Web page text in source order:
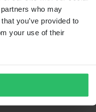
who may
you’ve provided to
your use of their